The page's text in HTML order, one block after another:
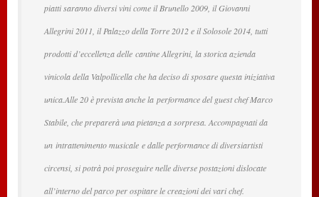
piatti saranno diversi vini come il Brunello 2009, il Giovanni
Allegrini 2011, il Palazzo della Torre 2012 e il Solosole 2014, tutti
prodotti d’eccellenza delle cantine Allegrini, la storica azienda
vinicola della Valpollicella che ha deciso di sposare questa iniziativa
unica.Alle 20 è prevista anche la performance del guest chef Marco
Stabile, che preparerà una pietanza a sorpresa. Accompagnati da
un intrattenimento musicale e dalle performance di diversiartisti
circensi, si potrà poi proseguire nelle diverse postazioni dislocate
all’interno del parco per ospitare le creazioni dei vari chef.